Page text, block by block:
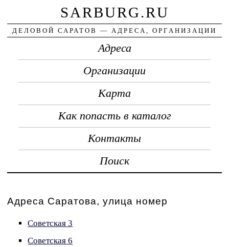
SARBURG.RU
ДЕЛОВОЙ САРАТОВ — АДРЕСА, ОРГАНИЗАЦИИ
Адреса
Организации
Карта
Как попасть в каталог
Контакты
Поиск
Адреса Саратова, улица номер
Советская 3
Советская 6